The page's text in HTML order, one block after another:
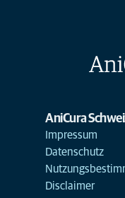
AniCura
Impressum
Datenschutz
Disclaimer